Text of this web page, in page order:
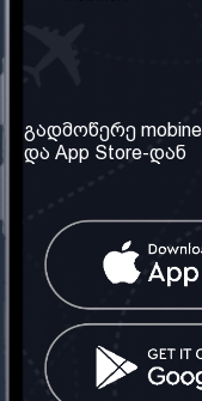
ჩვენ შესახებ
ჩვენი სერვისები
კონტაქტი
საქართველო:
ტელ: 032 2 04 00
გადმოწერე
და App Store-დან